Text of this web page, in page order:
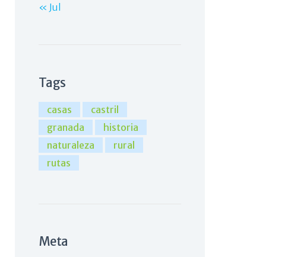
« Jul
Tags
casas
castril
granada
historia
naturaleza
rural
rutas
Meta